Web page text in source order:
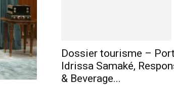
Dossier tourisme –
Idrissa Samaké,
& Beverage...